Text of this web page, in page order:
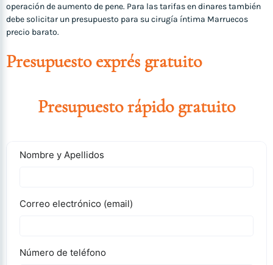
operación de aumento de pene. Para las tarifas en dinares también
debe solicitar un presupuesto para su cirugía íntima Marruecos
precio barato.
Presupuesto exprés gratuito
Presupuesto rápido gratuito